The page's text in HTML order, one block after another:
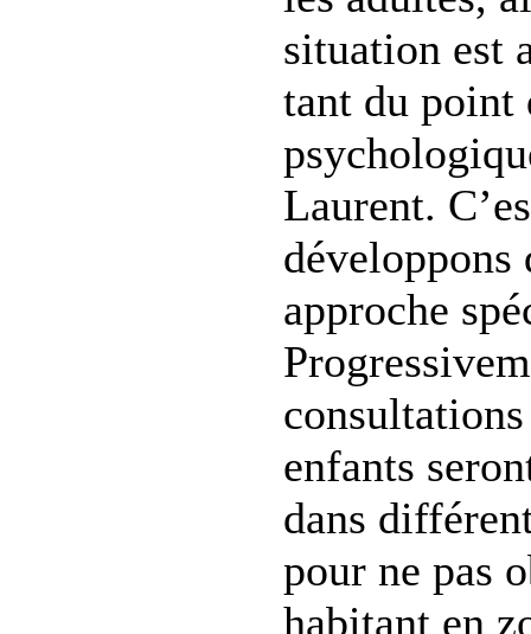
situation est
tant du point
Laurent.
développons
approche
enfants
dans
pour ne pas
habitant en